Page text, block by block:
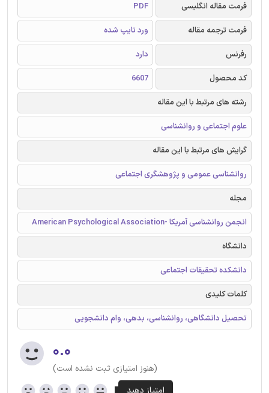
فرمت مقاله انگلیسی
PDF
فرمت ترجمه مقاله
ورد تایپ شده
رفرنس
دارد
کد محصول
6607
رشته های مرتبط با این مقاله
علوم اجتماعی و روانشناسی
گرایش های مرتبط با این مقاله
روانشناسی عمومی و پژوهشگری اجتماعی
مجله
انجمن روانشناسی آمریکا -American Psychological Association
دانشگاه
دانشکده تحقیقات اجتماعی
کلمات کلیدی
تحصیل دانشگاهی، روانشناسی، بدهی، وام دانشجویی
۰.۰
(هنوز امتیازی ثبت نشده است)